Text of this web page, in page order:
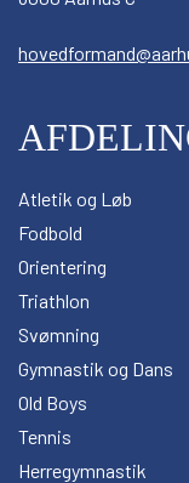
Atletik og Løb
Fodbold
Orientering
Triathlon
Svømning
Gymnastik og Dans
Old Boys
Tennis
Herregymnastik